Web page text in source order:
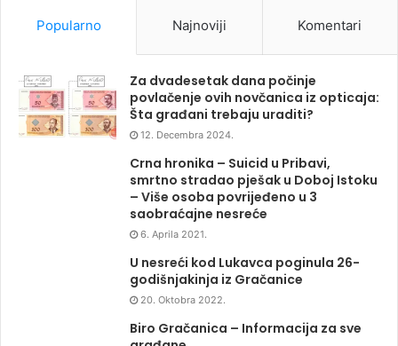
Popularno Najnoviji Komentari
Za dvadesetak dana počinje
povlačenje ovih novčanica iz opticaja:
Šta građani trebaju uraditi?
12. Decembra 2024.
Crna hronika – Suicid u Pribavi,
smrtno stradao pješak u Doboj Istoku
– Više osoba povrijeđeno u 3
saobraćajne nesreće
6. Aprila 2021.
U nesreći kod Lukavca poginula 26-
godišnjakinja iz Gračanice
20. Oktobra 2022.
Biro Gračanica – Informacija za sve